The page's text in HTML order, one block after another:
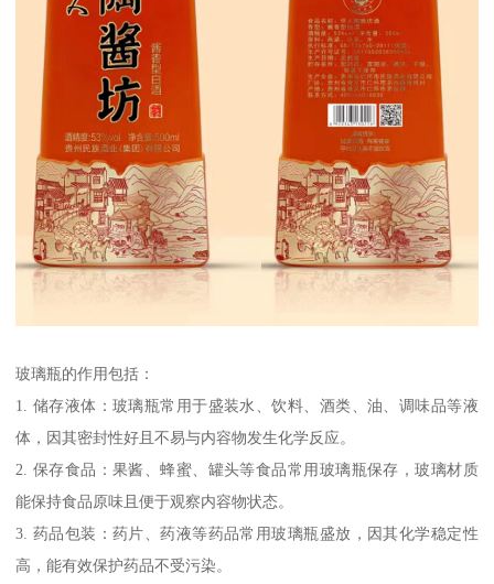
玻璃瓶的作用包括：
1. 储存液体：玻璃瓶常用于盛装水、饮料、酒类、油、调味品等液
体，因其密封性好且不易与内容物发生化学反应。
2. 保存食品：果酱、蜂蜜、罐头等食品常用玻璃瓶保存，玻璃材质
能保持食品原味且便于观察内容物状态。
3. 药品包装：药片、药液等药品常用玻璃瓶盛放，因其化学稳定性
高，能有效保护药品不受污染。